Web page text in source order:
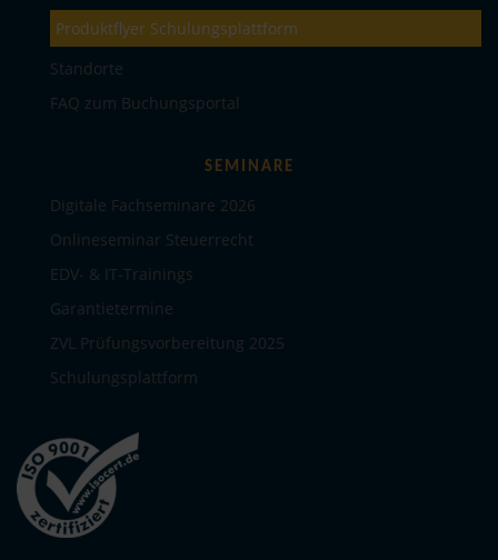
Produktflyer Schulungsplattform
Standorte
FAQ zum Buchungsportal
SEMINARE
Digitale Fachseminare 2026
Onlineseminar Steuerrecht
EDV- & IT-Trainings
Garantietermine
ZVL Prüfungsvorbereitung 2025
Schulungsplattform